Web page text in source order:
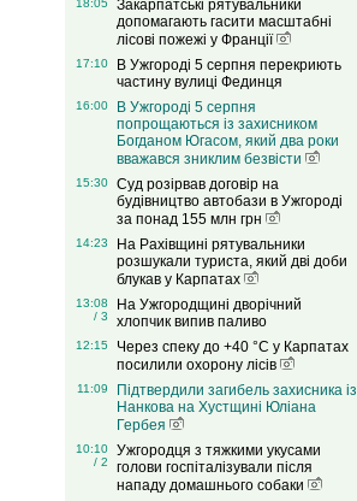
18:05
Закарпатські рятувальники
допомагають гасити масштабні
лісові пожежі у Франції
17:10
В Ужгороді 5 серпня перекриють
частину вулиці Фединця
16:00
В Ужгороді 5 серпня
попрощаються із захисником
Богданом Югасом, який два роки
вважався зниклим безвісти
15:30
Суд розірвав договір на
будівництво автобази в Ужгороді
за понад 155 млн грн
14:23
На Рахівщині рятувальники
розшукали туриста, який дві доби
блукав у Карпатах
13:08
/ 3
На Ужгородщині дворічний
хлопчик випив паливо
12:15
Через спеку до +40 °C у Карпатах
посилили охорону лісів
11:09
Підтвердили загибель захисника із
Нанкова на Хустщині Юліана
Гербея
10:10
/ 2
Ужгородця з тяжкими укусами
голови госпіталізували після
нападу домашнього собаки